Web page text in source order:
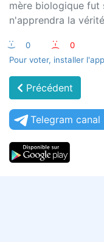
mère biologique fut
n'apprendra la
:-) 0 :-(
0
Pour voter, installer
Précédent
Telegram canal